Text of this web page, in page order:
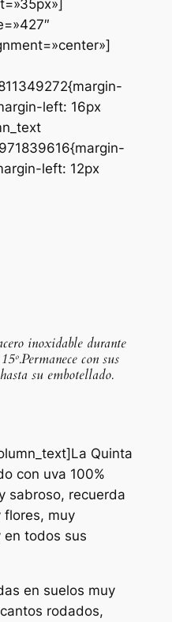
left: 16px
left: 12px
inoxidable durante
con sus
su embotellado.
Quinta
con uva 100%
sabroso, recuerda
muy
en todos sus
en suelos muy
rodados,